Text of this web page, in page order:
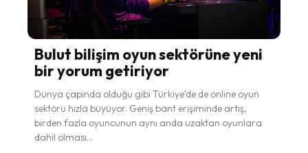
Bulut bilişim oyun sektörüne yeni
bir yorum getiriyor
Dünya çapında olduğu gibi Türkiye’de de online oyun
sektörü hızla büyüyor. Geniş bant erişiminde artış,
birden fazla oyuncunun aynı anda uzaktan oyunlara
dahil olması...